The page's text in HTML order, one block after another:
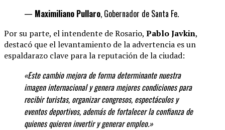
— Maximiliano Pullaro, Gobernador de Santa Fe.
Por su parte, el intendente de Rosario, Pablo Javkin,
destacó que el levantamiento de la advertencia es un
espaldarazo clave para la reputación de la ciudad:
«Este cambio mejora de forma determinantenuestra
imagen internacional y genera mejores condiciones para
recibir turistas, organizar congresos, espectáculos y
eventos deportivos, además de fortalecer la confianza de
quienes quieren invertir y generarempleo.»